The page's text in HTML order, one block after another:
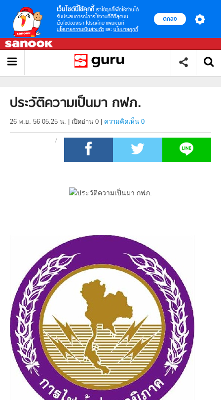
เว็บไซต์นี้ใช้คุกกี้ เราใช้คุกกี้เพื่อให้ท่านได้
รับประสบการณ์การใช้งานที่ดีที่สุดบน
เว็บไซต์ของเรา โปรดศึกษาเพิ่มเติมที่
นโยบายความเป็นส่วนตัว และ นโยบายคุกกี้
ตกลง
ประวัติความเป็นมา กฟภ.
26 พ.ย. 56 05.25 น. เปิดอ่าน 0 ความคิดเห็น 0